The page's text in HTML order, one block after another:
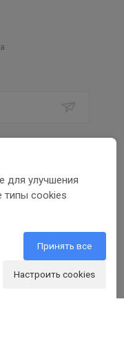
1
для улучшения
типы cookies
Настроить cookies
Принять все